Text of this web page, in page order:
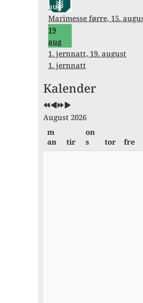
aug
Marimesse førre, 15.
19
aug
1. jernnatt, 19. august
1. jernnatt
Kalender
årmåned
årmåned
August 2026
m
an
tir
on
s
tor fre